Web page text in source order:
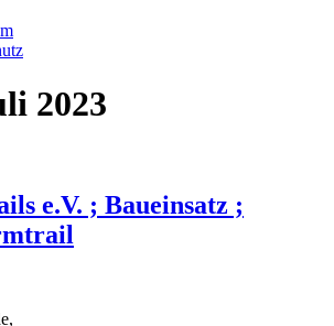
2023
e.V. ; Baueinsatz ;